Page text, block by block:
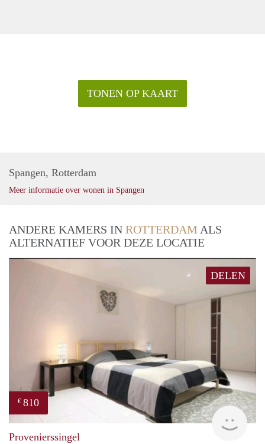
TONEN OP KAART
Spangen, Rotterdam
Meer informatie over wonen in Spangen
ANDERE KAMERS IN ROTTERDAM ALS
ALTERNATIEF VOOR DEZE LOCATIE
DELEN
€ 810
Provenierssingel